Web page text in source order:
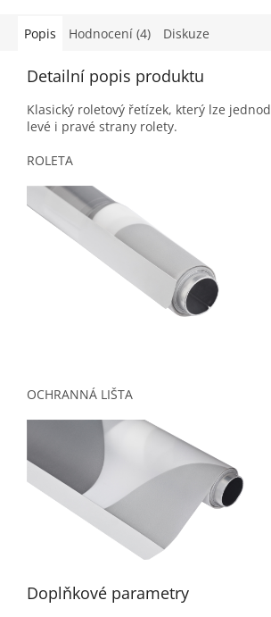
Popis Hodnocení (4) Diskuze
Detailní popis produktu
Klasický roletový řetízek, který lze
levé i pravé strany rolety.
ROLETA
OCHRANNÁ LIŠTA
Doplňkové parametry